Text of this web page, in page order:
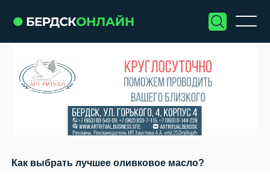
Как выбрать лучшее оливковое масло?